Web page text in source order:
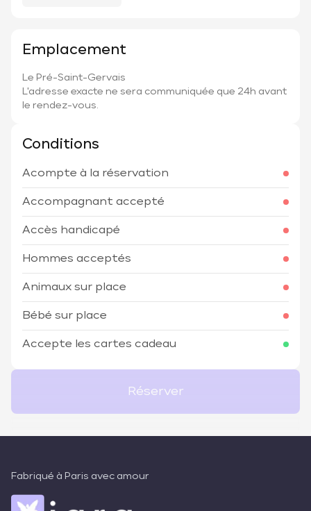
Emplacement
Le Pré-Saint-Gervais
L'adresse exacte ne sera communiquée que 24h avant
le rendez-vous.
Conditions
Acompte à la réservation
Accompagnant accepté
Accès handicapé
Hommes acceptés
Animaux sur place
Bébé sur place
Accepte les cartes cadeau
Réserver
Fabriqué à Paris avec amour